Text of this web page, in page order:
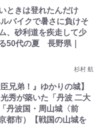
ときは登れたんだけ
バイクで暑さに負けそ
、砂利道を疾走して少
50代の夏 長野県｜
杉村 航
兄弟！』ゆかりの城】
秀が築いた「丹波 二大
丹波国・周山城〈前
都市）【戦国の山城を